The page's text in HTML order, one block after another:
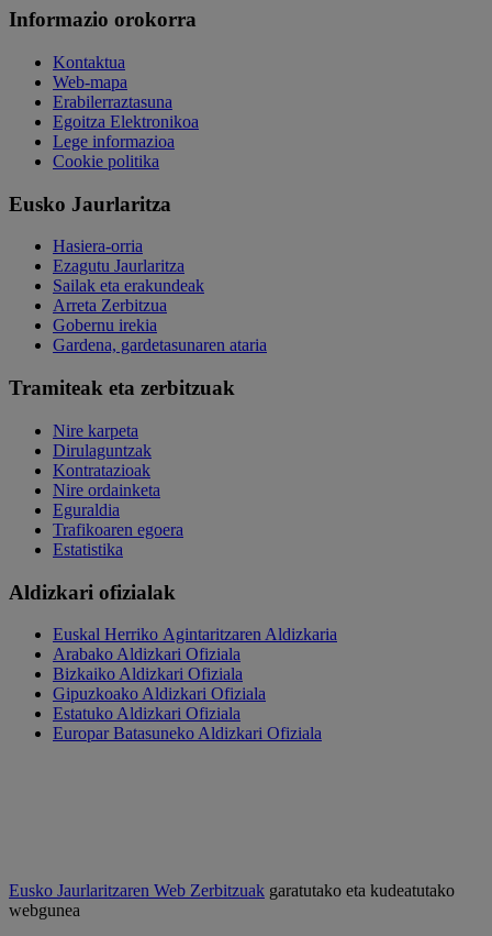
Informazio orokorra
Kontaktua
Web-mapa
Erabilerraztasuna
Egoitza Elektronikoa
Lege informazioa
Cookie politika
Eusko Jaurlaritza
Hasiera-orria
Ezagutu Jaurlaritza
Sailak eta erakundeak
Arreta Zerbitzua
Gobernu irekia
Gardena, gardetasunaren ataria
Tramiteak eta zerbitzuak
Nire karpeta
Dirulaguntzak
Kontratazioak
Nire ordainketa
Eguraldia
Trafikoaren egoera
Estatistika
Aldizkari ofizialak
Euskal Herriko Agintaritzaren Aldizkaria
Arabako Aldizkari Ofiziala
Bizkaiko Aldizkari Ofiziala
Gipuzkoako Aldizkari Ofiziala
Estatuko Aldizkari Ofiziala
Europar Batasuneko Aldizkari Ofiziala
Eusko Jaurlaritzaren Web Zerbitzuak garatutako eta kudeatutako
webgunea